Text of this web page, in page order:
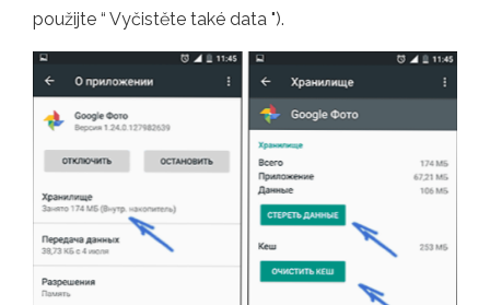
použijte “ Vyčistěte také data ").